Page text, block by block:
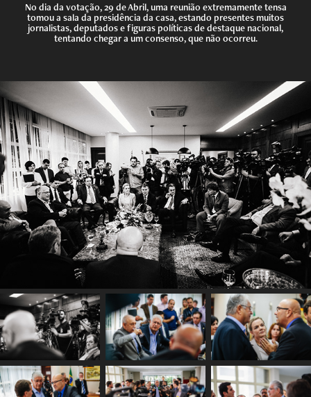
No dia da votação, 29 de Abril, uma reunião extremamente tensa
tomou a sala da presidência da casa, estando presentes muitos
jornalistas, deputados e figuras políticas de destaque nacional,
tentando chegar a um consenso, que não ocorreu.